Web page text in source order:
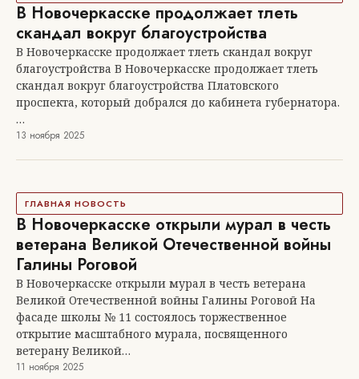
В Новочеркасске продолжает тлеть
скандал вокруг благоустройства
В Новочеркасске продолжает тлеть скандал вокруг
благоустройства В Новочеркасске продолжает тлеть
скандал вокруг благоустройства Платовского
проспекта, который добрался до кабинета губернатора.
…
13 ноября 2025
ГЛАВНАЯ НОВОСТЬ
В Новочеркасске открыли мурал в честь
ветерана Великой Отечественной войны
Галины Роговой
В Новочеркасске открыли мурал в честь ветерана
Великой Отечественной войны Галины Роговой На
фасаде школы № 11 состоялось торжественное
открытие масштабного мурала, посвященного
ветерану Великой…
11 ноября 2025